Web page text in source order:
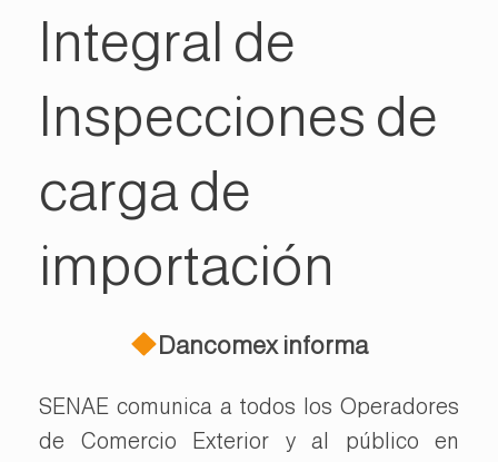
Integral de
Inspecciones de
carga de
importación
Dancomex informa
SENAE comunica a todos los Operadores
de Comercio Exterior y al público en